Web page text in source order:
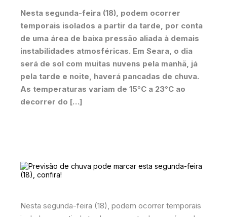
Nesta segunda-feira (18), podem ocorrer
temporais isolados a partir da tarde, por conta
de uma área de baixa pressão aliada à demais
instabilidades atmosféricas. Em Seara, o dia
será de sol com muitas nuvens pela manhã, já
pela tarde e noite, haverá pancadas de chuva.
As temperaturas variam de 15°C a 23°C ao
decorrer do […]
Nesta segunda-feira (18), podem ocorrer temporais